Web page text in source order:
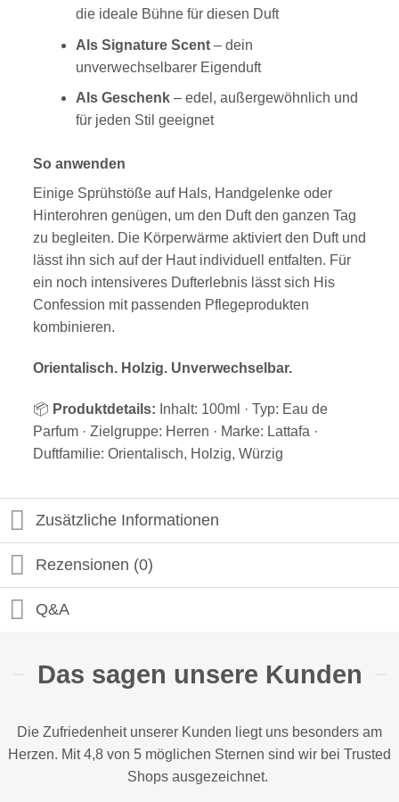
die ideale Bühne für diesen Duft
Als Signature Scent– dein
unverwechselbarer Eigenduft
Als Geschenk– edel, außergewöhnlich und
für jeden Stil geeignet
So anwenden
Einige Sprühstöße auf Hals, Handgelenke oder
Hinterohren genügen, um den Duft den ganzen Tag
zu begleiten. Die Körperwärme aktiviert den Duft und
lässt ihn sich auf der Haut individuell entfalten. Für
ein noch intensiveres Dufterlebnis lässt sich His
Confession mit passenden Pflegeprodukten
kombinieren.
Orientalisch. Holzig. Unverwechselbar.
📦 Produktdetails: Inhalt: 100ml · Typ: Eau de
Parfum · Zielgruppe: Herren · Marke: Lattafa ·
Duftfamilie: Orientalisch, Holzig, Würzig
Zusätzliche Informationen
Rezensionen (0)
Q&A
Das sagen unsere Kunden
Die Zufriedenheit unserer Kunden liegt uns besonders am
Herzen. Mit 4,8 von 5 möglichen Sternen sind wir bei Trusted
Shops ausgezeichnet.